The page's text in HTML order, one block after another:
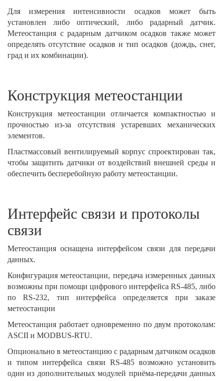
Для измерения интенсивности осадков может быть
установлен либо оптический, либо радарный датчик.
Метеостанция с радарным датчиком осадков также может
определять отсутствие осадков и тип осадков (дождь, снег,
град и их комбинации).
Конструкция метеостанции
Конструкция метеостанции отличается компактностью и
прочностью из-за отсутствия устаревших механических
элементов.
Пластмассовый вентилируемый корпус спроектирован так,
чтобы защитить датчики от воздействий внешней среды и
обеспечить бесперебойную работу метеостанции.
Интерфейс связи и протоколы
связи
Метеостанция оснащена интерфейсом связи для передачи
данных.
Конфигурация метеостанции, передача измеренных данных
возможны при помощи цифрового интерфейса RS-485, либо
по RS-232, тип интерфейса определяется при заказе
метеостанции
Метеостанция работает одновременно по двум протоколам:
ASCII и MODBUS-RTU.
Опционально в метеостанцию с радарным датчиком осадков
и типом интерфейса связи RS-485 возможно установить
один из дополнительных модулей приёма-передачи данных